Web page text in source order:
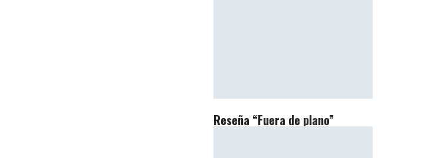
Reseña “Fuera de plano”